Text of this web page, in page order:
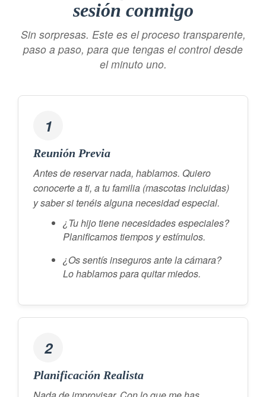
sesión conmigo
Sin sorpresas. Este es el proceso transparente,
paso a paso, para que tengas el control desde
el minuto uno.
1
Reunión Previa
Antes de reservar nada, hablamos. Quiero
conocerte a ti, a tu familia (mascotas incluidas)
y saber si tenéis alguna necesidad especial.
¿Tu hijo tiene necesidades especiales?
Planificamos tiempos y estímulos.
¿Os sentís inseguros ante la cámara?
Lo hablamos para quitar miedos.
2
Planificación Realista